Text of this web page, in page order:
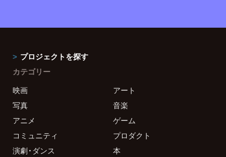
プロジェクトを探す
カテゴリー
映画
アート
写真
音楽
アニメ
ゲーム
コミュニティ
プロダクト
演劇・ダンス
本